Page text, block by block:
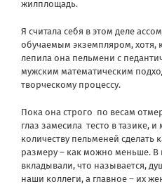
жилплощадь.
Я считала себя в этом деле
обучаемым экземпляром, хотя,
лепила она пельмени с
мужским математическим
творческому процессу.
Пока она строго по весам
глаз замесила тесто в тазике,
количеству пельменей
размеру – как можно меньше.
вкладывали, что называется,
наши коллеги, а главное – их